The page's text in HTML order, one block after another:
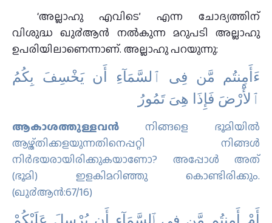
‘അല്ലാഹു എവിടെ’ എന്ന ചോദ്യത്തിന്
വിശുദ്ധ ഖു൪ആന്‍ നല്‍കുന്ന മറുപടി അല്ലാഹു
ഉപരിയിലാണെന്നാണ്. അല്ലാഹു പറയുന്നു:
ءَﺃَﻣِﻨﺘُﻢ ﻣَّﻦ ﻓِﻰ ٱﻟﺴَّﻤَﺎٓءِ ﺃَﻥ ﻳَﺨْﺴِﻒَ ﺑِﻜُﻢُ
ٱﻷَْﺭْﺽَ ﻓَﺈِﺫَا ﻫِﻰَ ﺗَﻤُﻮﺭُ
ആകാശത്തുള്ളവന്‍ നിങ്ങളെ ഭൂമിയില്‍
ആഴ്ത്തിക്കളയുന്നതിനെപ്പറ്റി നിങ്ങള്‍
നിര്‍ഭയരായിരിക്കുകയാണോ? അപ്പോള്‍ അത്
(ഭൂമി) ഇളകിമറിഞ്ഞു കൊണ്ടിരിക്കും.
(ഖു൪ആന്‍:67/16)